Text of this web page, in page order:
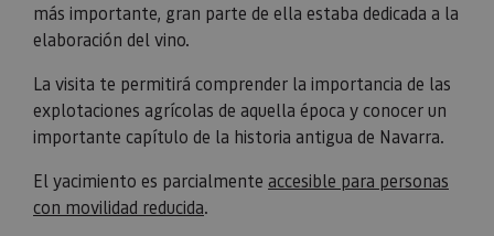
más importante, gran parte de ella estaba dedicada a la
elaboración del vino.
La visita te permitirá comprender la importancia de las
explotaciones agrícolas de aquella época y conocer un
importante capítulo de la historia antigua de Navarra.
El yacimiento es parcialmente accesible para personas
con movilidad reducida.